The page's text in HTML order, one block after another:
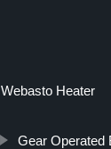
Webasto Heater
Gear Operated